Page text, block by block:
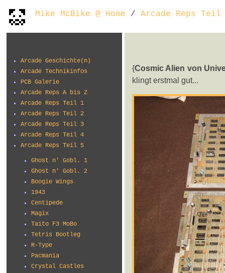
Mike McBike @ Home / Arcade Reps Teil
Arcade Geschichte(n)
Arcade Technikinfos
PCB Galerie
Arcade Reps A bis Z
Arcade Reps Teil 1
Arcade Reps Teil 2
Arcade Reps Teil 3
Arcade Reps Teil 4
Arcade Reps Teil 5
Ghost n' Gobl. 1
Ghost n' Gobl. 2
Boogie Wings
1943
Centipede
Magix
Taito F3 MoBo
Tetris Bootleg
R-Type
Pacmania
Crystal Castles
{Cosmic Alien von
klingt erstmal gut...